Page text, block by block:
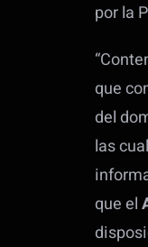
por la
que
del
las
que el